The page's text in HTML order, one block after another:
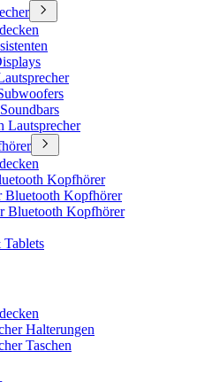
Lautsprecher
Kopfhörer
Bluetooth Kopfhörer
Bluetooth Kopfhörer
Tablets
Halterungen
Taschen